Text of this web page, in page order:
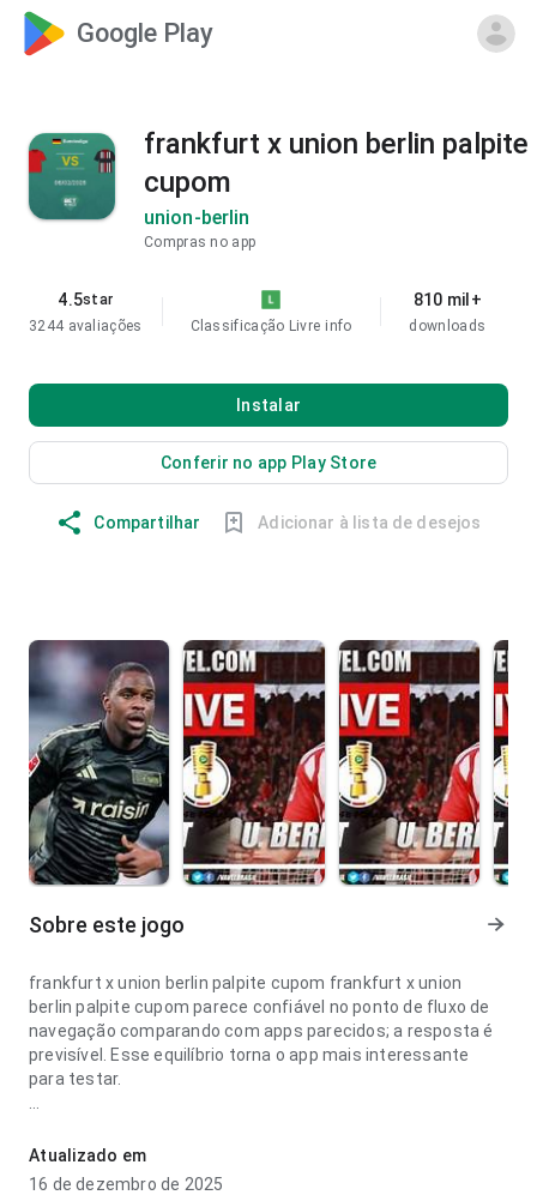
Google Play
frankfurt x union berlin palpite
cupom
union-berlin
Compras no app
4.5star
3244 avaliações
Classificação Livre info
810 mil+
downloads
Instalar
Conferir no app Play Store
Compartilhar Adicionar à lista de desejos
Sobre este jogo
frankfurt x union berlin palpite cupom frankfurt x union
berlin palpite cupom parece confiável no ponto de fluxo de
navegação comparando com apps parecidos; a resposta é
previsível. Esse equilíbrio torna o app mais interessante
para testar.
no ponto de fluxo de navegação comparando com apps
parecidos; os rótulos são fáceis de acompanhar. A página
Atualizado em
16 de dezembro de 2025